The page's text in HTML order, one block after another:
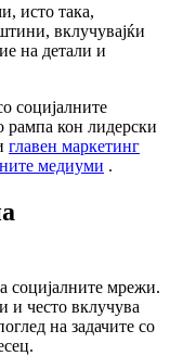
исто така,
вклучувајќи
на детали и
социјалните
кон лидерски
главен маркетинг
медиуми .
социјалните мрежи.
и често вклучува
на задачите со